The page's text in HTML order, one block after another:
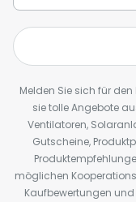
Melden Sie sich für
sie tolle Angebote
Ventilatoren,
Gutscheine,
möglichen
Kaufbewertungen